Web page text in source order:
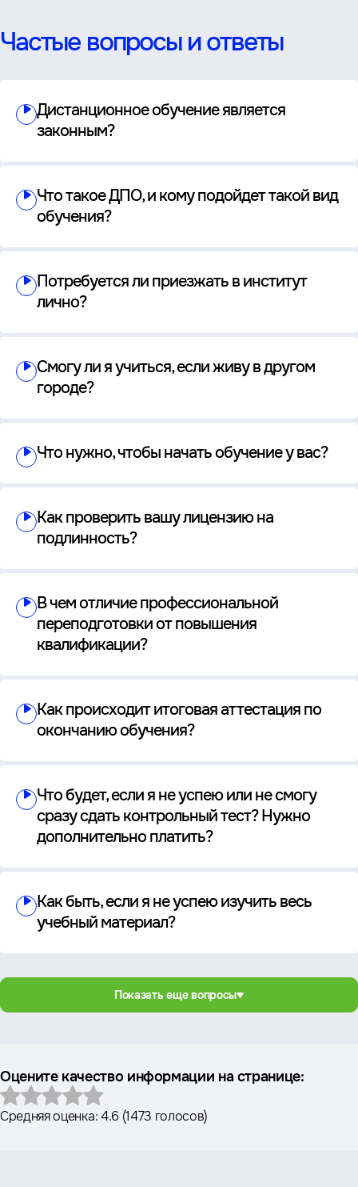
Частые вопросы и ответы
Дистанционное обучение является
законным?
Что такое ДПО, и кому подойдет такой вид
обучения?
Потребуется ли приезжать в институт
лично?
Смогу ли я учиться, если живу в другом
городе?
Что нужно, чтобы начать обучение у вас?
Как проверить вашу лицензию на
подлинность?
В чем отличие профессиональной
переподготовки от повышения
квалификации?
Как происходит итоговая аттестация по
окончанию обучения?
Что будет, если я не успею или не смогу
сразу сдать контрольный тест? Нужно
дополнительно платить?
Как быть, если я не успею изучить весь
учебный материал?
Показать еще вопросы
Оцените качество информации на странице:
Средняя оценка:4.6 (1473 голосов)